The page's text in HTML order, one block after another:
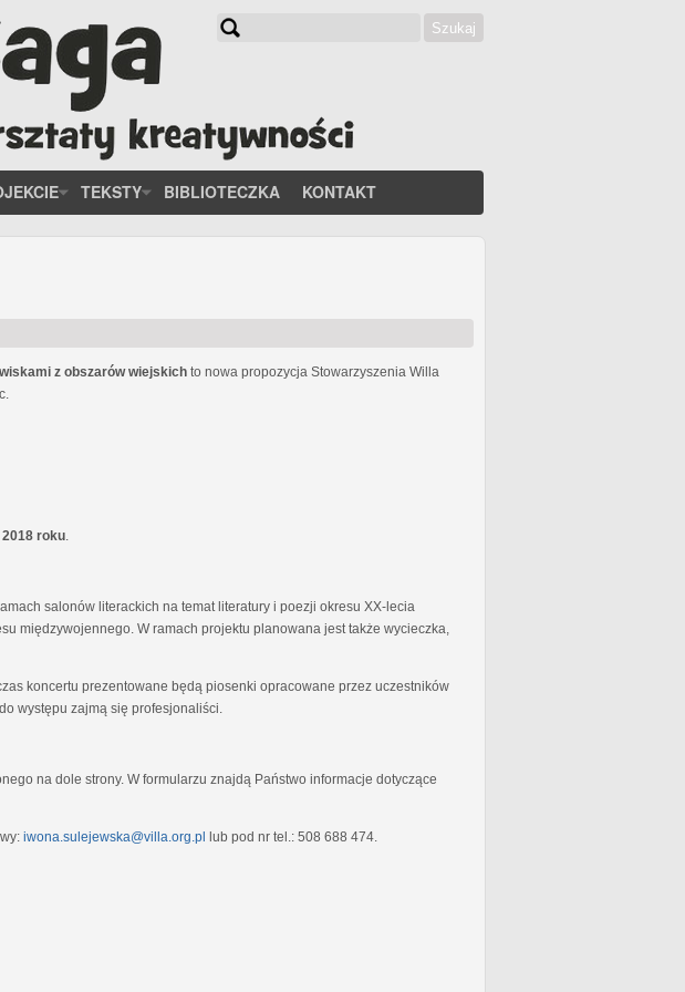
Szukaj
TEKSTY BIBLIOTECZKA KONTAKT
z obszarów wiejskich to nowa propozycja Stowarzyszenia Willa
roku
salonów literackich na temat literatury i poezji okresu XX-lecia
międzywojennego. W ramach projektu planowana jest także wycieczka,
koncertu prezentowane będą piosenki opracowane przez uczestników
występu zajmą się profesjonaliści.
na dole strony. W formularzu znajdą Państwo informacje dotyczące
iwona.sulejewska@villa.org.pl lub pod nr tel.: 508 688 474.